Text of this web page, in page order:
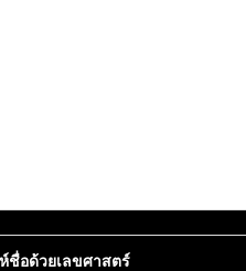
ชื่อด้วยเลขศาสตร์